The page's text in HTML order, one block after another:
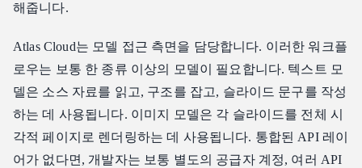
해줍니다.
Atlas Cloud는 모델 접근 측면을 담당합니다. 이러한 워크플
로우는 보통 한 종류 이상의 모델이 필요합니다. 텍스트 모
델은 소스 자료를 읽고, 구조를 잡고, 슬라이드 문구를 작성
하는 데 사용됩니다. 이미지 모델은 각 슬라이드를 전체 시
각적 페이지로 렌더링하는 데 사용됩니다. 통합된 API 레이
어가 없다면, 개발자는 보통 별도의 공급자 계정, 여러 API